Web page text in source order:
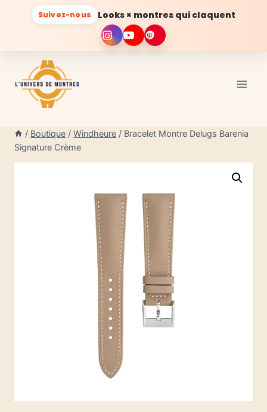
Suivez-nous Looks × montres qui claquent
contenu
/ Boutique / Windheure / Bracelet Montre Delugs Barenia
Signature Crème